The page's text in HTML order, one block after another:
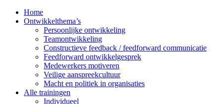
Home
Ontwikkelthema’s
Persoonlijke ontwikkeling
Teamontwikkeling
Constructieve feedback / feedforward communicatie
Feedforward ontwikkelgesprek
Medewerkers motiveren
Veilige aanspreekcultuur
Macht en politiek in organisaties
Alle trainingen
Individueel